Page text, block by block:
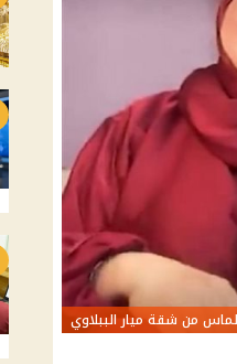
من شقة ميار الببلاوي